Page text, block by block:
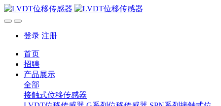
登录 注册
首页
招聘
产品展示
全部
接触式位移传感器